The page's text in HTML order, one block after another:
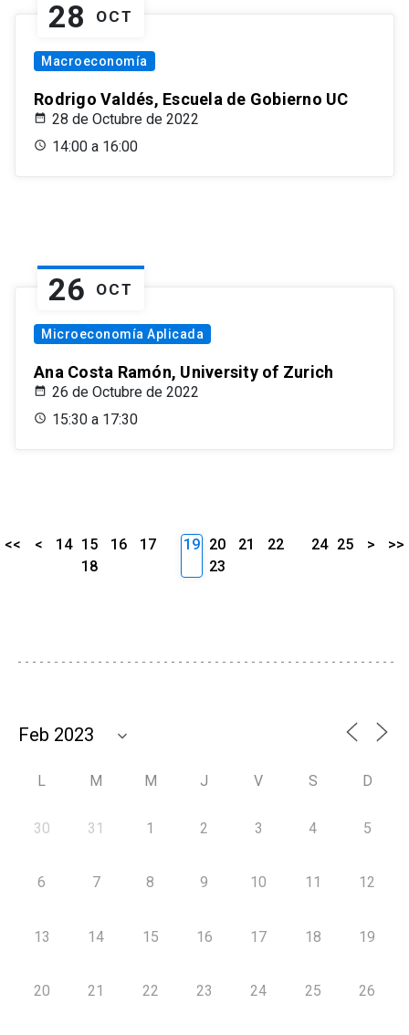
28 OCT
Macroeconomía
Rodrigo Valdés, Escuela de Gobierno UC
28 de Octubre de 2022
14:00 a 16:00
26 OCT
Microeconomía Aplicada
Ana Costa Ramón, University of Zurich
26 de Octubre de 2022
15:30 a 17:30
<< < 14 15 16
17
18
19 20 21
22
23
24 25 > >>
L M M J V S D
30 31 1 2 3 4 5
6 7 8 9 10 11 12
13 14 15 16 17 18 19
20 21 22 23 24 25 26